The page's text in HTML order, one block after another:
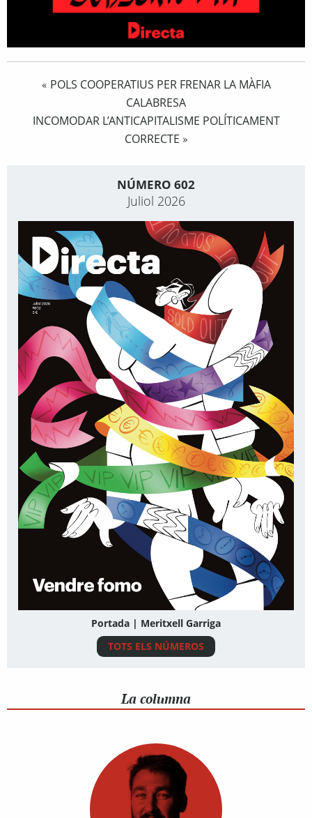
« POLS COOPERATIUS PER FRENAR LA MÀFIA
CALABRESA
INCOMODAR L’ANTICAPITALISME POLÍTICAMENT
CORRECTE »
NÚMERO 602
Juliol 2026
Portada | Meritxell Garriga
TOTS ELS NÚMEROS
La columna